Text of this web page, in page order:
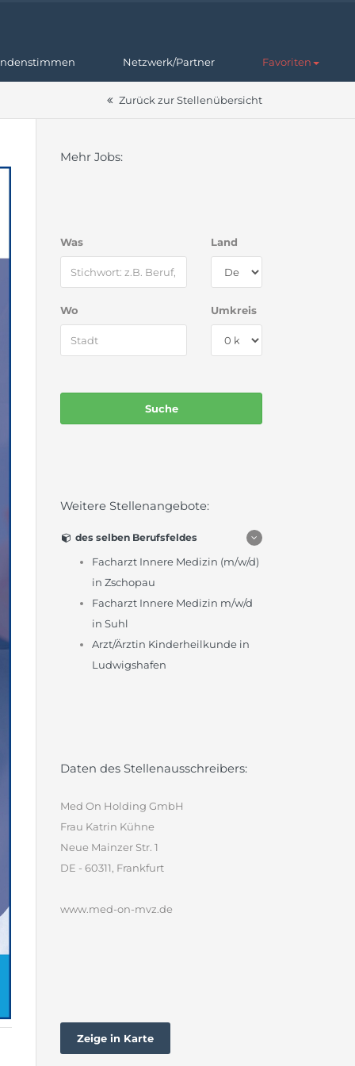
Netzwerk/Partner Favoriten
Zurück zur Stellenübersicht
Mehr Jobs:
Was Land
Wo Umkreis
Weitere Stellenangebote:
des selben Berufsfeldes
Facharzt Innere Medizin (m/w/d)
in Zschopau
Facharzt Innere Medizin m/w/d
in Suhl
Arzt/Ärztin Kinderheilkunde in
Ludwigshafen
Daten des Stellenausschreibers:
Med On Holding GmbH
Frau Katrin Kühne
Neue Mainzer Str. 1
DE - 60311, Frankfurt
www.med-on-mvz.de
Zeige in Karte